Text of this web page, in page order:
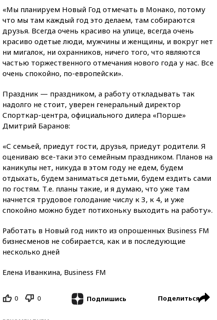
«Мы планируем Новый Год отмечать в Монако, потому
что мы там каждый год это делаем, там собираются
друзья. Всегда очень красиво на улице, всегда очень
красиво одетые люди, мужчины и женщины, и вокруг нет
ни мигалок, ни охранников, ничего того, что являются
частью торжественного отмечания нового года у нас. Все
очень спокойно, по-европейски».
Праздник — праздником, а работу откладывать так
надолго не стоит, уверен генеральный директор
Спорткар-центра, официального дилера «Порше»
Дмитрий Баранов:
«С семьей, приедут гости, друзья, приедут родители. Я
оцениваю все-таки это семейным праздником. Планов на
каникулы нет, никуда в этом году не едем, будем
отдыхать, будем заниматься детьми, будем ездить сами
по гостям. Т.е. планы такие, и я думаю, что уже там
начнется трудовое голодание числу к 3, к 4, и уже
спокойно можно будет потихоньку выходить на работу».
Работать в Новый год никто из опрошенных Business FM
бизнесменов не собирается, как и в последующие
несколько дней
Елена Иванкина, Business FM
0 0 Подпишись Поделиться